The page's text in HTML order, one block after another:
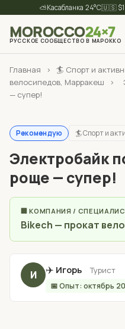
⛅ 24°C🇺🇸 $1
MOROCCO24×7
РУССКОЕ СООБЩЕСТВО В МАРОККО
Главная › 🏄 Спорт и
велосипедов, Марракеш
›
— супер!
Рекомендую 🏄 Спорт и
Электробайк
роще — супер!
🏢 КОМПАНИЯ /
Bikech — прокат
И ✈️ Игорь Турист
📅 Опыт: октябрь